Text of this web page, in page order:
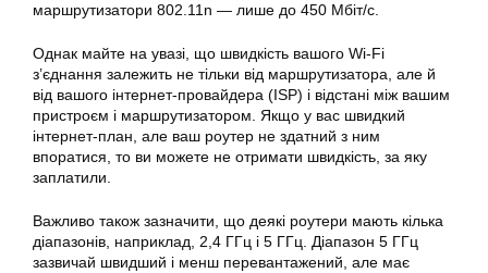
маршрутизатори 802.11n — лише до 450 Мбіт/с.
Однак майте на увазі, що швидкість вашого Wi-Fi
з’єднання залежить не тільки від маршрутизатора, але й
від вашого інтернет-провайдера (ISP) і відстані між вашим
пристроєм і маршрутизатором. Якщо у вас швидкий
інтернет-план, але ваш роутер не здатний з ним
впоратися, то ви можете не отримати швидкість, за яку
заплатили.
Важливо також зазначити, що деякі роутери мають кілька
діапазонів, наприклад, 2,4 ГГц і 5 ГГц. Діапазон 5 ГГц
зазвичай швидший і менш перевантажений, але має